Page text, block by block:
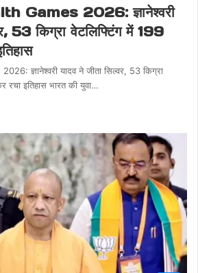
Games 2026: ज्ञानेश्वरी
53 किग्रा वेटलिफ्टिंग में 199
ज्ञानेश्वरी यादव ने जीता सिल्वर, 53 किग्रा
रचा इतिहास भारत की युवा…